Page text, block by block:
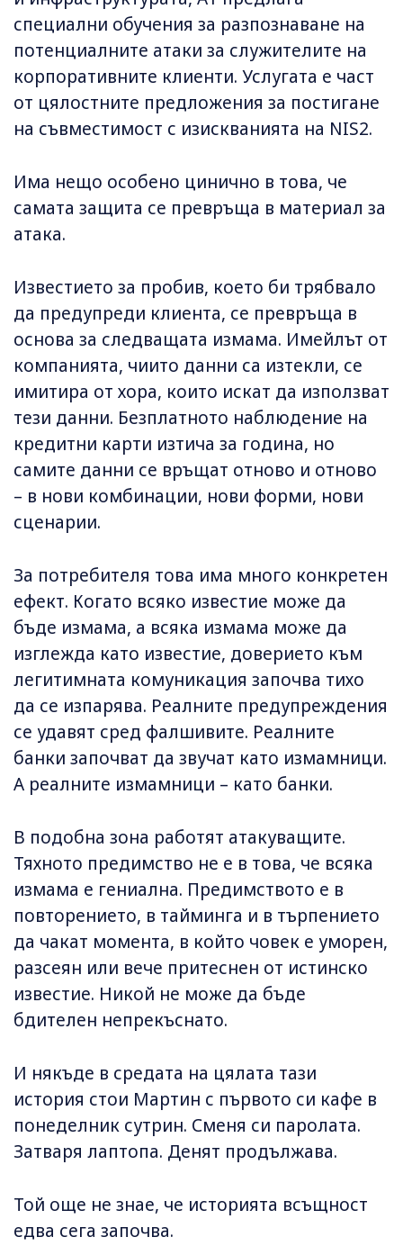
специални обучения за разпознаване на
потенциалните атаки за служителите на
корпоративните клиенти. Услугата е част
от цялостните предложения за постигане
на съвместимост с изискванията на NIS2.
Има нещо особено цинично в това, че
самата защита се превръща в материал за
атака.
Известието за пробив, което би трябвало
да предупреди клиента, се превръща в
основа за следващата измама. Имейлът от
компанията, чиито данни са изтекли, се
имитира от хора, които искат да използват
тези данни. Безплатното наблюдение на
кредитни карти изтича за година, но
самите данни се връщат отново и отново
– в нови комбинации, нови форми, нови
сценарии.
За потребителя това има много конкретен
ефект. Когато всяко известие може да
бъде измама, а всяка измама може да
изглежда като известие, доверието към
легитимната комуникация започва тихо
да се изпарява. Реалните предупреждения
се удавят сред фалшивите. Реалните
банки започват да звучат като измамници.
А реалните измамници – като банки.
В подобна зона работят атакуващите.
Тяхното предимство не е в това, че всяка
измама е гениална. Предимството е в
повторението, в тайминга и в търпението
да чакат момента, в който човек е уморен,
разсеян или вече притеснен от истинско
известие. Никой не може да бъде
бдителен непрекъснато.
И някъде в средата на цялата тази
история стои Мартин с първото си кафе в
понеделник сутрин. Сменя си паролата.
Затваря лаптопа. Денят продължава.
Той още не знае, че историята всъщност
едва сега започва.